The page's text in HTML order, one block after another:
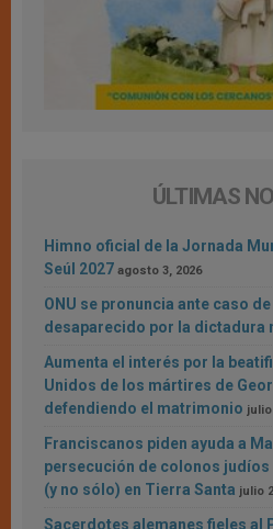
ÚLTIMAS
Himno oficial de la Jornada
Seúl 2027 agosto 3, 2026
ONU se pronuncia ante caso
desaparecido por la dictadura
Aumenta el interés por la
Unidos de los mártires de
defendiendo el matrimonio julio
Franciscanos piden ayuda a
persecución de colonos
(y no sólo) en Tierra Santa julio
Sacerdotes alemanes fieles al